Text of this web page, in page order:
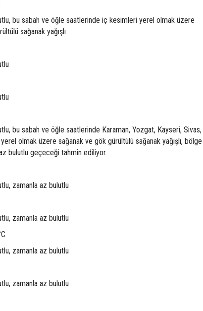
bu sabah ve öğle saatlerinde iç kesimleri yerel olmak üzere
sağanak yağışlı
bu sabah ve öğle saatlerinde Karaman, Yozgat, Kayseri, Sivas,
olmak üzere sağanak ve gök gürültülü sağanak yağışlı, bölge
bulutlu geçeceği tahmin ediliyor.
zamanla az bulutlu
zamanla az bulutlu
zamanla az bulutlu
zamanla az bulutlu